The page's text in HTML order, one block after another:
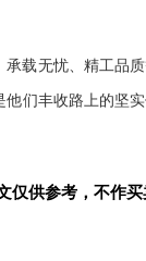
载无忧、精工品
们丰收路上的坚
仅供参考，不作